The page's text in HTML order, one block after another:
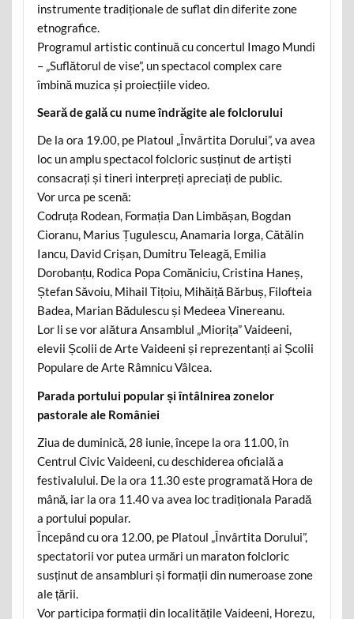
instrumente tradiționale de suflat din diferite zone
etnografice.
Programul artistic continuă cu concertul Imago Mundi
– „Suflătorul de vise”, un spectacol complex care
îmbină muzica și proiecțiile video.
Seară de gală cu nume îndrăgite ale folclorului
De la ora 19.00, pe Platoul „Învârtita Dorului”, va avea
loc un amplu spectacol folcloric susținut de artiști
consacrați și tineri interpreți apreciați de public.
Vor urca pe scenă:
Codruța Rodean, Formația Dan Limbășan, Bogdan
Cioranu, Marius Țugulescu, Anamaria Iorga, Cătălin
Iancu, David Crișan, Dumitru Teleagă, Emilia
Dorobanțu, Rodica Popa Comăniciu, Cristina Haneș,
Ștefan Săvoiu, Mihail Tițoiu, Mihăiță Bărbuș, Filofteia
Badea, Marian Bădulescu și Medeea Vinereanu.
Lor li se vor alătura Ansamblul „Miorița” Vaideeni,
elevii Școlii de Arte Vaideeni și reprezentanți ai Școlii
Populare de Arte Râmnicu Vâlcea.
Parada portului popular și întâlnirea zonelor
pastorale ale României
Ziua de duminică, 28 iunie, începe la ora 11.00, în
Centrul Civic Vaideeni, cu deschiderea oficială a
festivalului. De la ora 11.30 este programată Hora de
mână, iar la ora 11.40 va avea loc tradiționala Paradă
a portului popular.
Începând cu ora 12.00, pe Platoul „Învârtita Dorului”,
spectatorii vor putea urmări un maraton folcloric
susținut de ansambluri și formații din numeroase zone
ale țării.
Vor participa formații din localitățile Vaideeni, Horezu,